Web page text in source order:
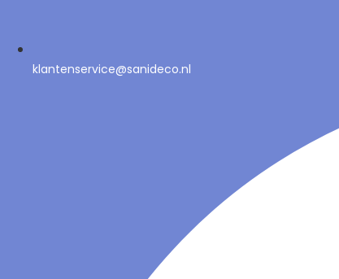
klantenservice@sanideco.nl